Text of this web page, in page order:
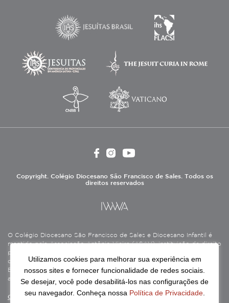
Copyright. Colégio Diocesano São Francisco de Sales. Todos os
direitos reservados
O Colégio Diocesano São Francisco de Sales e Diocesano Infantil é
mantido pela Associação Antônio Vieira (ASAV), instituição de direito
privado sem fins lucrativos, filantrópica, de natureza educativa,
cultural, assistencial e beneficente, certificada como Entidade
Beneficente de Assistência Social (CEBAS), nas áreas de educação e
assistência social.
Continue lendo
Utilizamos cookies para melhorar sua experiência em
nossos sites e fornecer funcionalidade de redes sociais.
Se desejar, você pode desabilitá-los nas configurações de
seu navegador. Conheça nossa Política de Privacidade.